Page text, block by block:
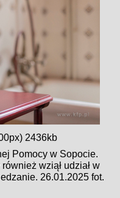
2436kb
Pomocy w Sopocie.
wziął udział w
26.01.2025 fot.